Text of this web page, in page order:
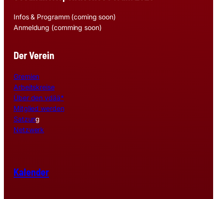
Infos & Programm (coming soon)
Anmeldung (comming soon)
Der Verein
Gremien
Arbeitskreise
Über den vdää*
Mitglied werden
Satzung
Netzwerk
Kalender